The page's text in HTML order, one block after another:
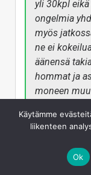
yli 30kpl
ongelmia
myös
ne ei
äänensä
hommat ja
moneen
käyttääkkään.
Pakko itse
otetaan
niin varmasti
paremmin Takuu.
Käytämme
liikenteen
Ok